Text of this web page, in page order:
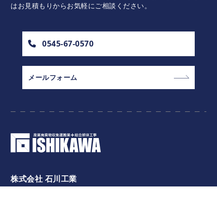
株式会社 石川工業
はお見積もりからお気軽にご相談ください。
0545-67-0570
メールフォーム